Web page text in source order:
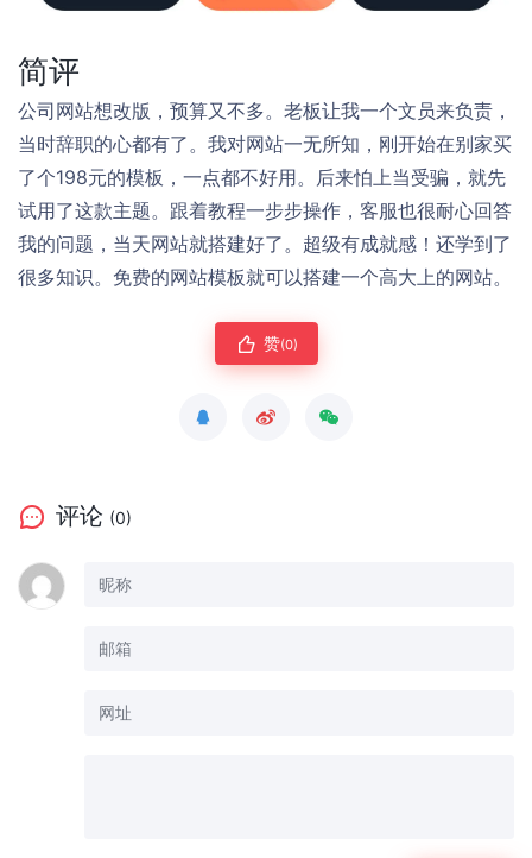
简评
公司网站想改版，预算又不多。老板让我一个文员来负责，
当时辞职的心都有了。我对网站一无所知，刚开始在别家买
了个198元的模板，一点都不好用。后来怕上当受骗，就先
试用了这款主题。跟着教程一步步操作，客服也很耐心回答
我的问题，当天网站就搭建好了。超级有成就感！还学到了
很多知识。免费的网站模板就可以搭建一个高大上的网站。
赞(0)
评论 (0)